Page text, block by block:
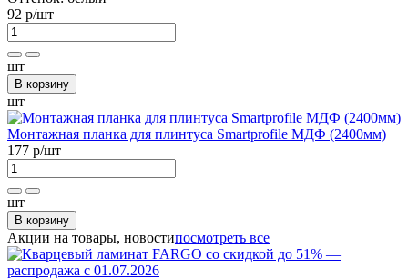
92 р/шт
шт
В корзину
шт
Монтажная планка для плинтуса Smartprofile МДФ (2400мм)
177 р/шт
шт
В корзину
Акции на товары, новостипосмотреть все